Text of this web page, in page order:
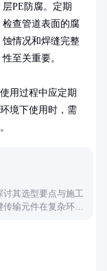
层PE防腐。定期
检查管道表面的腐
蚀情况和焊缝完整
性至关重要。
用过程中应定期
境下使用时，需
讨其选型要点与施工
输元件在复杂环境